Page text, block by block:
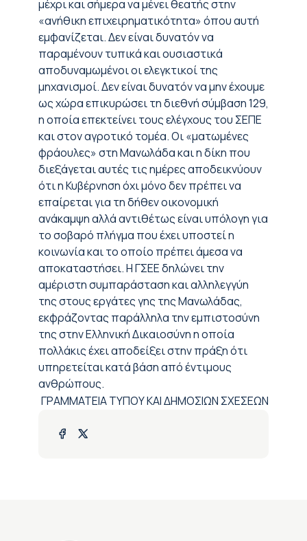
μέχρι και σήμερα να μένει θεατής στην
«ανήθικη επιχειρηματικότητα» όπου αυτή
εμφανίζεται. Δεν είναι δυνατόν να
παραμένουν τυπικά και ουσιαστικά
αποδυναμωμένοι οι ελεγκτικοί της
μηχανισμοί. Δεν είναι δυνατόν να μην έχουμε
ως χώρα επικυρώσει τη διεθνή σύμβαση 129,
η οποία επεκτείνει τους ελέγχους του ΣΕΠΕ
και στον αγροτικό τομέα. Οι «ματωμένες
φράουλες» στη Μανωλάδα και η δίκη που
διεξάγεται αυτές τις ημέρες αποδεικνύουν
ότι η Κυβέρνηση όχι μόνο δεν πρέπει να
επαίρεται για τη δήθεν οικονομική
ανάκαμψη αλλά αντιθέτως είναι υπόλογη για
το σοβαρό πλήγμα που έχει υποστεί η
κοινωνία και το οποίο πρέπει άμεσα να
αποκαταστήσει. Η ΓΣΕΕ δηλώνει την
αμέριστη συμπαράσταση και αλληλεγγύη
της στους εργάτες γης της Μανωλάδας,
εκφράζοντας παράλληλα την εμπιστοσύνη
της στην Ελληνική Δικαιοσύνη η οποία
πολλάκις έχει αποδείξει στην πράξη ότι
υπηρετείται κατά βάση από έντιμους
ανθρώπους.
ΓΡΑΜΜΑΤΕΙΑ ΤΥΠΟΥ ΚΑΙ ΔΗΜΟΣΙΩΝ ΣΧΕΣΕΩΝ